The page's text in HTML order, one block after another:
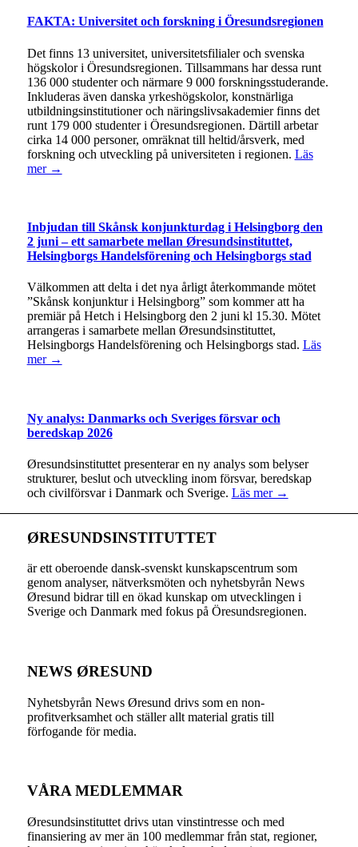
FAKTA: Universitet och forskning i Öresundsregionen
Det finns 13 universitet, universitetsfilialer och svenska
högskolor i Öresundsregionen. Tillsammans har dessa runt
136 000 studenter och närmare 9 000 forskningsstuderande.
Inkluderas även danska yrkeshögskolor, konstnärliga
utbildningsinstitutioner och näringslivsakademier finns det
runt 179 000 studenter i Öresundsregionen. Därtill arbetar
cirka 14 000 personer, omräknat till heltid/årsverk, med
forskning och utveckling på universiteten i regionen. Läs
mer →
Inbjudan till Skånsk konjunkturdag i Helsingborg den
2 juni – ett samarbete mellan Øresundsinstituttet,
Helsingborgs Handelsförening och Helsingborgs stad
Välkommen att delta i det nya årligt återkommande mötet
”Skånsk konjunktur i Helsingborg” som kommer att ha
premiär på Hetch i Helsingborg den 2 juni kl 15.30. Mötet
arrangeras i samarbete mellan Øresundsinstituttet,
Helsingborgs Handelsförening och Helsingborgs stad. Läs
mer →
Ny analys: Danmarks och Sveriges försvar och
beredskap 2026
Øresundsinstituttet presenterar en ny analys som belyser
strukturer, beslut och utveckling inom försvar, beredskap
och civilförsvar i Danmark och Sverige. Läs mer →
ØRESUNDSINSTITUTTET
är ett oberoende dansk-svenskt kunskapscentrum som
genom analyser, nätverksmöten och nyhetsbyrån News
Øresund bidrar till en ökad kunskap om utvecklingen i
Sverige och Danmark med fokus på Öresundsregionen.
NEWS ØRESUND
Nyhetsbyrån News Øresund drivs som en non-
profitverksamhet och ställer allt material gratis till
förfogande för media.
VÅRA MEDLEMMAR
Øresundsinstituttet drivs utan vinst­intresse och med
finansiering av mer än 100 medlemmar från stat, regioner,